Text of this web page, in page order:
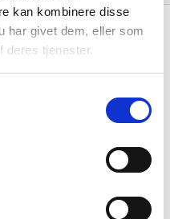
kan kombinere disse
har givet dem, eller som
deres tjenester.
ikke haft nogen
virksomhed.